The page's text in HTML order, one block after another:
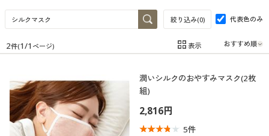
女性下着
女性下着
メンズ下着
ジュニア・ティーンズ下着
メンズ通販すべて
メンズファッション
メンズ下着
家電・雑貨
家電・雑貨すべて
家電
キッチン・雑貨・日用品
寝具・インテリア・家具
寝具・インテリア・家具通販すべて
家具・収納
美容・健康
美容・健康通販すべて
制服・スクール
絞り込み(0) 代表色のみ
在庫 在庫のある商品のみ表示
カテゴリ
口コミ
2件(1/1 ページ) 表示
潤いシルクのおやすみマスク(2枚
組)
2,816円
5件